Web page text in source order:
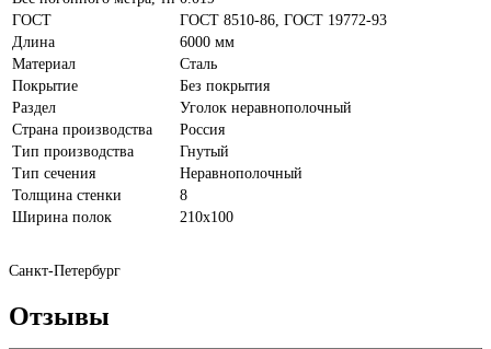
ГОСТ
ГОСТ 8510-86, ГОСТ 19772-93
Длина
6000 мм
Материал
Сталь
Покрытие
Без покрытия
Раздел
Уголок неравнополочный
Страна производства
Россия
Тип производства
Гнутый
Тип сечения
Неравнополочный
Толщина стенки
8
Ширина полок
210х100
Санкт-Петербург
Отзывы